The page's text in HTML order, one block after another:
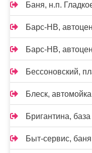
Баня, н.п.
Барс-НВ,
Барс-НВ,
Бессоновский,
Блеск, автомойка
Бригантина,
Быт-сервис, баня